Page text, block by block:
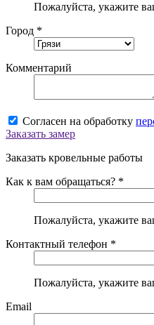
Пожалуйста, укажите
Город *
Комментарий
Согласен на обработку
Заказать замер
Заказать кровельные работы
Как к вам обращаться? *
Пожалуйста, укажите
Контактный телефон *
Пожалуйста, укажите
Email